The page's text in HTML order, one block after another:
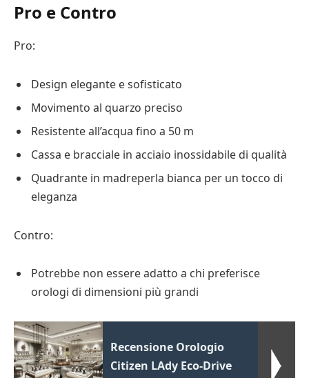
Pro e Contro
Pro:
Design elegante e sofisticato
Movimento al quarzo preciso
Resistente all’acqua fino a 50 m
Cassa e bracciale in acciaio inossidabile di qualità
Quadrante in madreperla bianca per un tocco di
eleganza
Contro:
Potrebbe non essere adatto a chi preferisce
orologi di dimensioni più grandi
Recensione Orologio
Citizen LAdy Eco-Drive